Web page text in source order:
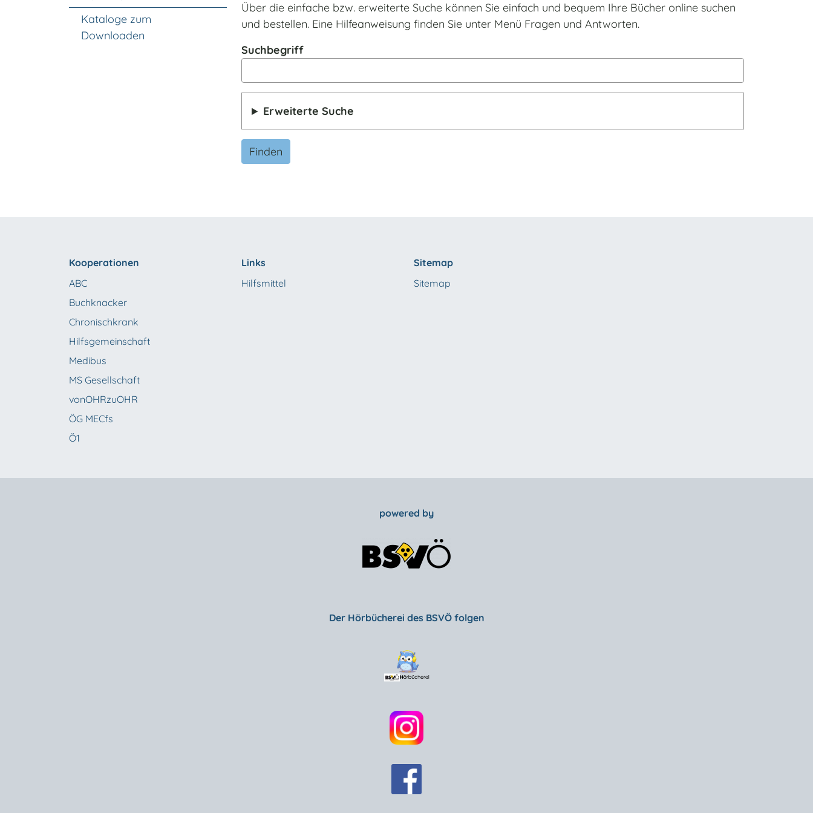
Über die einfache bzw. erweiterte Suche können Sie einfach und bequem Ihre Bücher online suchen
und bestellen. Eine Hilfeanweisung finden Sie unter Menü Fragen und Antworten.
Suchbegriff
Erweiterte Suche
Finden
Kataloge zum
Downloaden
Kooperationen
ABC
Buchknacker
Chronischkrank
Hilfsgemeinschaft
Medibus
MS Gesellschaft
vonOHRzuOHR
ÖG MECfs
Ö1
Links
Hilfsmittel
Sitemap
Sitemap
powered by
Der Hörbücherei des BSVÖ folgen